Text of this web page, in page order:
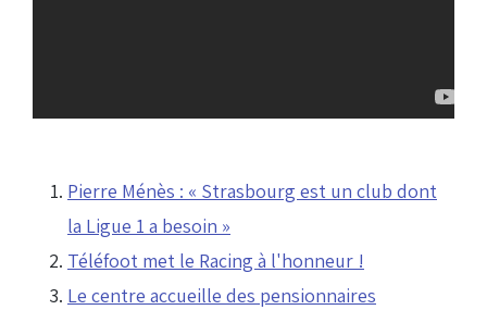
Pierre Ménès : « Strasbourg est un club dont
la Ligue 1 a besoin »
Téléfoot met le Racing à l'honneur !
Le centre accueille des pensionnaires